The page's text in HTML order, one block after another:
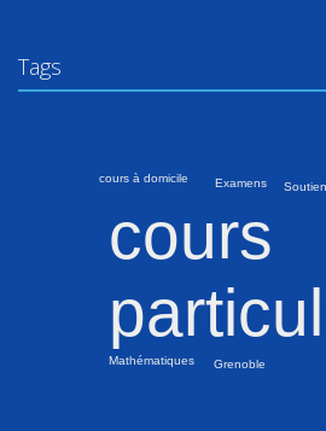
Tags
cours
Examens
cours à domicile
Mathématiques Grenoble